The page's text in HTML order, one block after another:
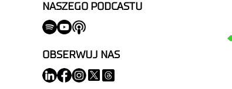
NASZEGO PODCASTU
OBSERWUJ NAS